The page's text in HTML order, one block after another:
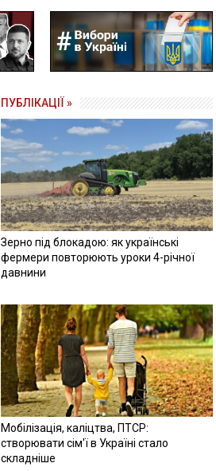
ПУБЛІКАЦІЇ »
Зерно під блокадою: як українські
фермери повторюють уроки 4-річної
давнини
Мобілізація, каліцтва, ПТСР:
створювати сім'ї в Україні стало
складніше